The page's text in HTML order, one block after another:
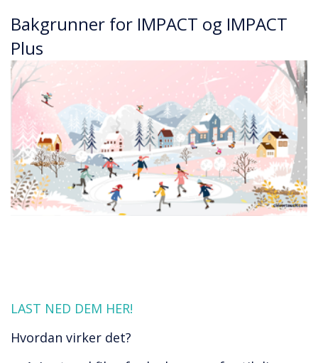
Bakgrunner for IMPACT og IMPACT
Plus
LAST NED DEM HER!
Hvordan virker det?